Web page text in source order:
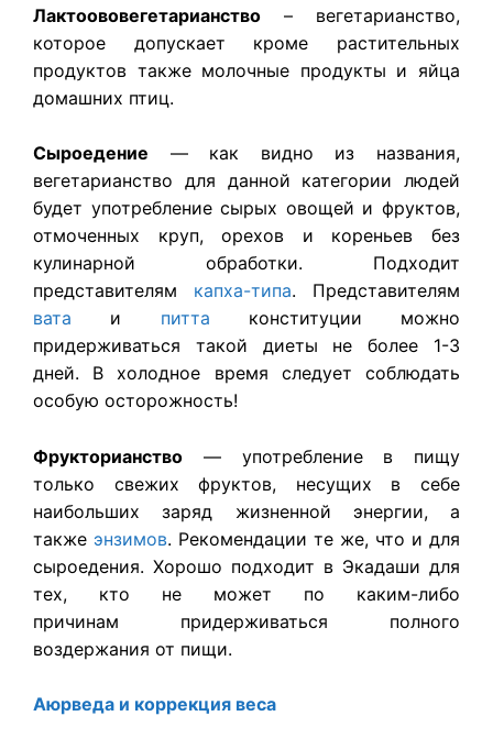
Лактоововегетарианство – вегетарианство,
которое допускает кроме растительных
продуктов также молочные продукты и яйца
домашних птиц.
Сыроедение — как видно из названия,
вегетарианство для данной категории людей
будет употребление сырых овощей и фруктов,
отмоченных круп, орехов и кореньев без
кулинарной обработки. Подходит
представителям капха-типа. Представителям
вата и питта конституции можно
придерживаться такой диеты не более 1-3
дней. В холодное время следует соблюдать
особую осторожность!
Фрукторианство — употребление в пищу
только свежих фруктов, несущих в себе
наибольших заряд жизненной энергии, а
также энзимов. Рекомендации те же, что и для
сыроедения. Хорошо подходит в Экадаши для
тех, кто не может по каким-либо
причинам придерживаться полного
воздержания от пищи.
Аюрведа и коррекция веса